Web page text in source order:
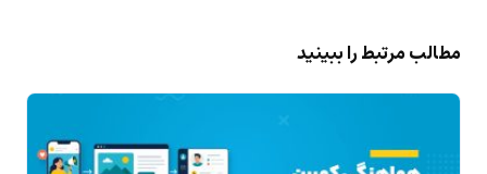
مطالب مرتبط را ببینید